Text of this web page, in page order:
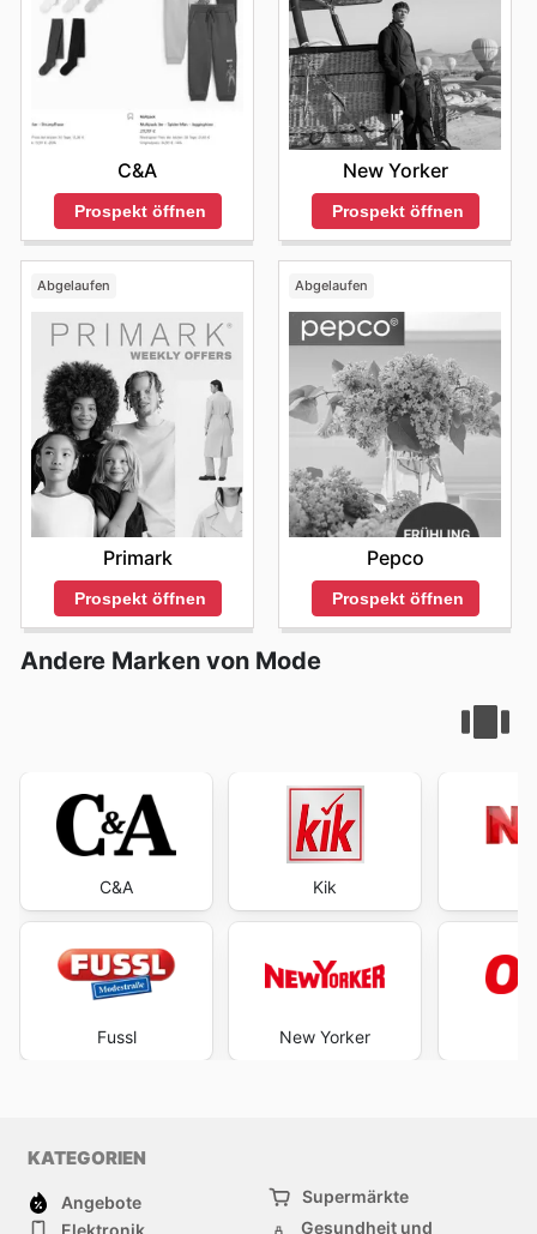
C&A
Prospekt öffnen
New Yorker
Prospekt öffnen
Abgelaufen
Primark
Prospekt öffnen
Abgelaufen
Pepco
Prospekt öffnen
Andere Marken von Mode
C&A
Fussl
Kik
New Yorker
KATEGORIEN
Angebote
Supermärkte
Elektronik
Gesundheit und